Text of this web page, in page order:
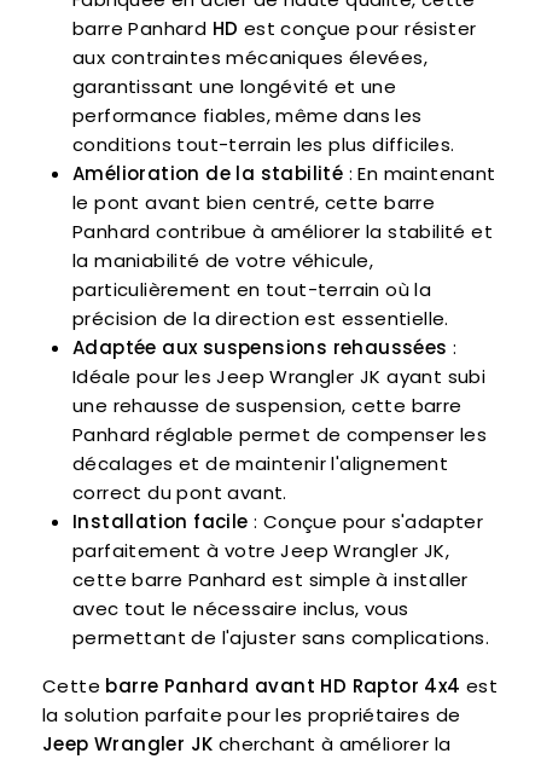
barre Panhard HD est conçue pour résister
aux contraintes mécaniques élevées,
garantissant une longévité et une
performance fiables, même dans les
conditions tout-terrain les plus difficiles.
Amélioration de la stabilité : En maintenant
le pont avant bien centré, cette barre
Panhard contribue à améliorer la stabilité et
la maniabilité de votre véhicule,
particulièrement en tout-terrain où la
précision de la direction est essentielle.
Adaptée aux suspensions rehaussées :
Idéale pour les Jeep Wrangler JK ayant subi
une rehausse de suspension, cette barre
Panhard réglable permet de compenser les
décalages et de maintenir l'alignement
correct du pont avant.
Installation facile : Conçue pour s'adapter
parfaitement à votre Jeep Wrangler JK,
cette barre Panhard est simple à installer
avec tout le nécessaire inclus, vous
permettant de l'ajuster sans complications.
Cette barre Panhard avant HD Raptor 4x4 est
la solution parfaite pour les propriétaires de
Jeep Wrangler JK cherchant à améliorer la